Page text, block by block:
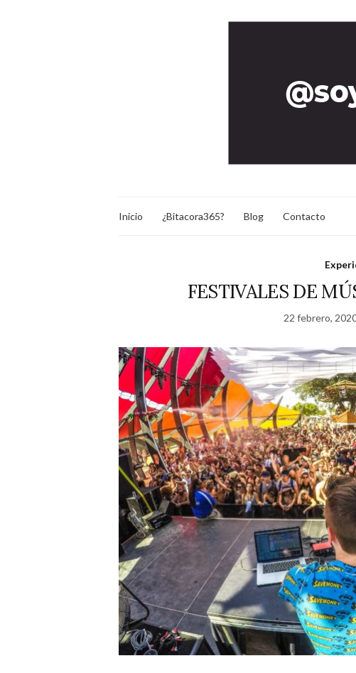
Inicio ¿Bitacora365? Blog Contacto
FESTIVALES DE
22 febrero,